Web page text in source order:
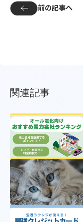
前の記事へ
関連記事